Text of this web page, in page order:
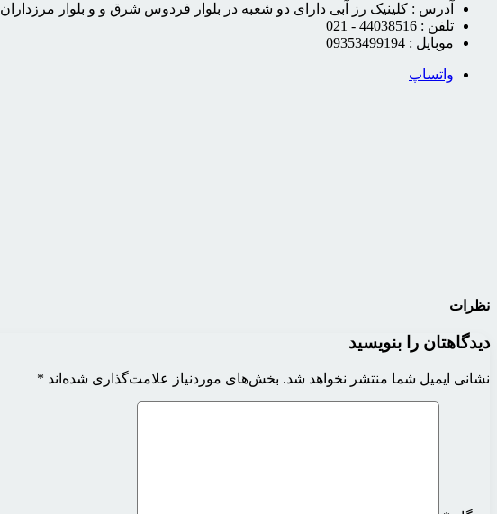
آدرس : کلینیک رز آبی دارای دو شعبه در بلوار فردوس شرق و و بلوار
تلفن : 44038516 - 021
موبایل : 09353499194
واتساپ
نظرات
دیدگاهتان را بنویسید
نشانی ایمیل شما منتشر نخواهد شد. بخش‌های موردنیاز علامت‌گذاری شده‌اند *